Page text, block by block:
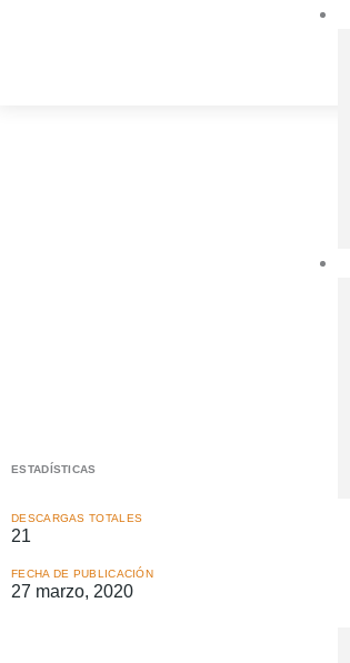
ESTADÍSTICAS
DESCARGAS TOTALES
21
FECHA DE PUBLICACIÓN
27 marzo, 2020